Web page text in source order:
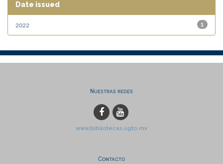
Date issued
1
2022
Nuestras redes
www.bibliotecas.ugto.mx
Contacto